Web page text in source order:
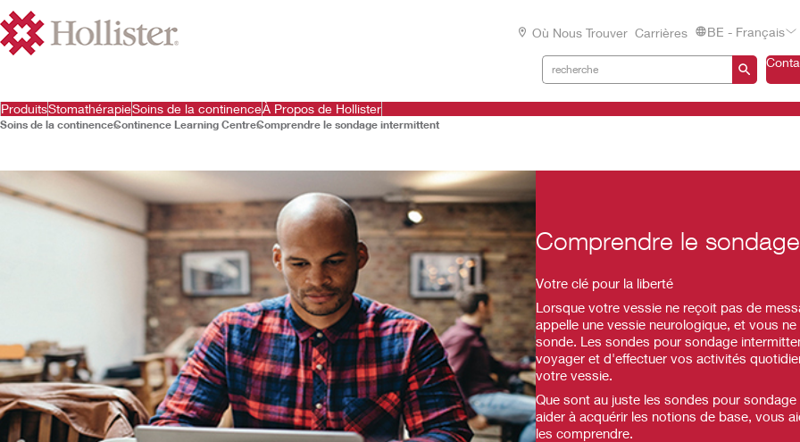
Où Nous Trouver Carrières BE - Français
ProduitsStomathérapieSoins de la continenceÀ Propos de Hollister
Soins de la continenceContinence Learning CentreComprendre le sondage intermittent
Comprendre le
Votre clé pour la liberté
Lorsque votre vessie ne reçoit pas de
appelle une vessie neurologique, et vous
sonde. Les sondes pour sondage
voyager et d'effectuer vos activités
votre vessie.
Que sont au juste les sondes pour
aider à acquérir les notions de base, vous
les comprendre.